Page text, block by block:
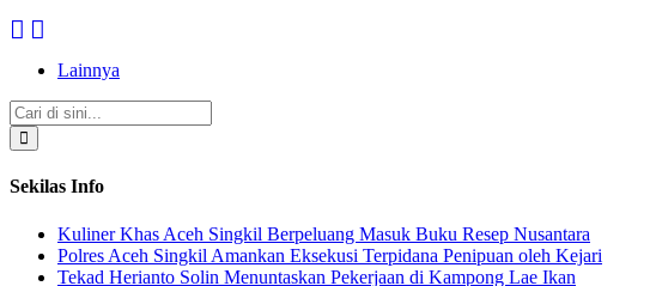
Lainnya
Sekilas Info
Kuliner Khas Aceh Singkil Berpeluang Masuk Buku Resep Nusantara
Polres Aceh Singkil Amankan Eksekusi Terpidana Penipuan oleh Kejari
Tekad Herianto Solin Menuntaskan Pekerjaan di Kampong Lae Ikan